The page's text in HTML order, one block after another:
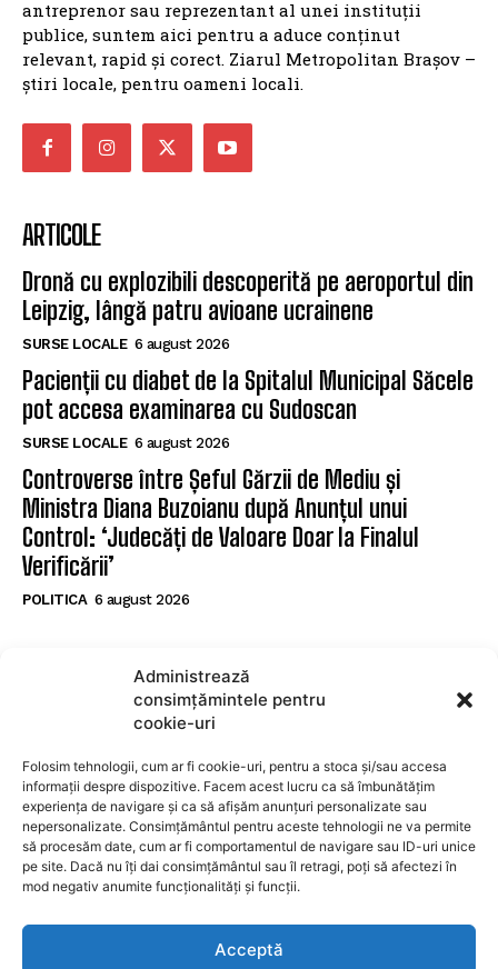
Administrează
consimțămintele pentru
cookie-uri
Folosim tehnologii, cum ar fi cookie-uri, pentru a stoca și/sau accesa
informații despre dispozitive. Facem acest lucru ca să îmbunătățim
experiența de navigare și ca să afișăm anunțuri personalizate sau
nepersonalizate. Consimțământul pentru aceste tehnologii ne va permite
să procesăm date, cum ar fi comportamentul de navigare sau ID-uri unice
pe site. Dacă nu îți dai consimțământul sau îl retragi, poți să afectezi în
mod negativ anumite funcționalități și funcții.
Acceptă
antreprenor sau reprezentant al unei instituții
publice, suntem aici pentru a aduce conținut
relevant, rapid și corect. Ziarul Metropolitan Brașov –
știri locale, pentru oameni locali.
ARTICOLE
Dronă cu explozibili descoperită pe aeroportul din
Leipzig, lângă patru avioane ucrainene
SURSE LOCALE 6 august 2026
Pacienții cu diabet de la Spitalul Municipal Săcele
pot accesa examinarea cu Sudoscan
SURSE LOCALE 6 august 2026
Controverse între Șeful Gărzii de Mediu și
Ministra Diana Buzoianu după Anunțul unui
Control: ‘Judecăți de Valoare Doar la Finalul
Verificării’
POLITICA 6 august 2026
Dronă cu explozibili descoperită pe aeroportul din
SURSE LOCALE 6 august 2026
Pacienții cu diabet de la Spitalul Municipal Săcele
pot accesa examinarea cu Sudoscan
SURSE LOCALE 6 august 2026
Ministra Diana Buzoianu după Anunțul unui